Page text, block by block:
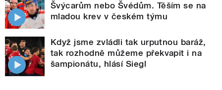
Švýcarům nebo Švédům. Těším se na
mladou krev v českém týmu
Když jsme zvládli tak urputnou baráž,
tak rozhodně můžeme překvapit i na
šampionátu, hlásí Siegl